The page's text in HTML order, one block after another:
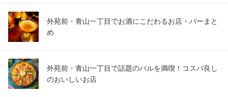
外苑前・青山一丁目でお酒にこだわるお店・バーまと
め
外苑前・青山一丁目で話題のバルを満喫！コスパ良し
のおいしいお店